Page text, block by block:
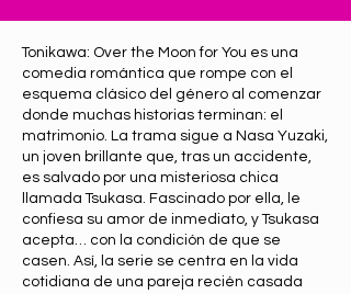
Tonikawa: Over the Moon for You es una
comedia romántica que rompe con el
esquema clásico del género al comenzar
donde muchas historias terminan: el
matrimonio. La trama sigue a Nasa Yuzaki,
un joven brillante que, tras un accidente,
es salvado por una misteriosa chica
llamada Tsukasa. Fascinado por ella, le
confiesa su amor de inmediato, y Tsukasa
acepta… con la condición de que se
casen. Así, la serie se centra en la vida
cotidiana de una pareja recién casada